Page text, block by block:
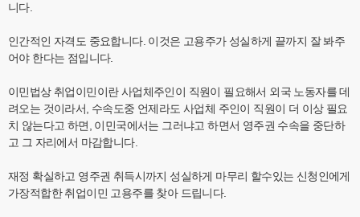
니다.
인간적인 자격도 중요합니다. 이것은 고용주가 성실하게 끝까지 잘 봐주
어야 한다는 점입니다.
이민법상 취업이민이란 사업체주인이 직원이 필요해서 외국 노동자를 데
려오는 것이라서, 수속도중 언제라도 사업체 주인이 직원이 더 이상 필요
치 않는다고 하면, 이민국에서는 그러냐고 하면서 영주권 수속을 중단하
고 그 자리에서 마감합니다.
재정 확실하고 영주권 취득시까지 성실하게 마무리 할수있는 신청인에게
가장적합한 취업이민 고용주를 찾아 드립니다.